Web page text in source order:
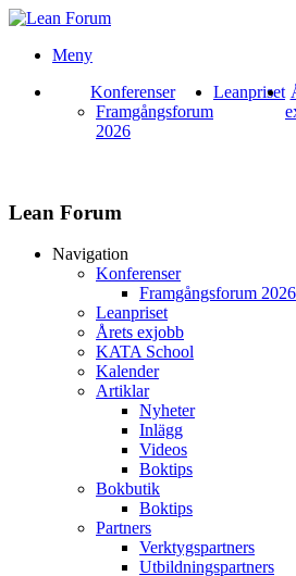
Meny
Konferenser
Framgångsforum
2026
Leanpriset
Lean Forum
Navigation
Konferenser
Framgångsforum 2026
Leanpriset
Årets exjobb
KATA School
Kalender
Artiklar
Nyheter
Inlägg
Videos
Boktips
Bokbutik
Boktips
Partners
Verktygspartners
Utbildningspartners